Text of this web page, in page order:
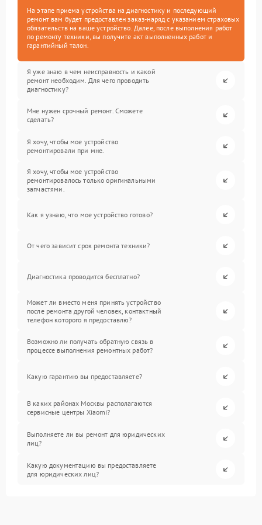
На этапе приема устройства на диагностику и последующий
ремонт вам будет предоставлен заказ-наряд с указанием страховых
обязательств на ваше устройство. Далее, после выполнения работ
по ремонту техники, вы получите акт выполненных работ и
гарантийный талон.
Я уже знаю в чем неисправность и какой
ремонт необходим. Для чего проводить
диагностику?
Мне нужен срочный ремонт. Сможете
сделать?
Я хочу, чтобы мое устройство
ремонтировали при мне.
Я хочу, чтобы мое устройство
ремонтировалось только оригинальными
запчастями.
Как я узнаю, что мое устройство готово?
От чего зависит срок ремонта техники?
Диагностика проводится бесплатно?
Может ли вместо меня принять устройство
после ремонта другой человек, контактный
телефон которого я предоставлю?
Возможно ли получать обратную связь в
процессе выполнения ремонтных работ?
Какую гарантию вы предоставляете?
В каких районах Москвы располагаются
сервисные центры Xiaomi?
Выполняете ли вы ремонт для юридических
лиц?
Какую документацию вы предоставляете
для юридических лиц?